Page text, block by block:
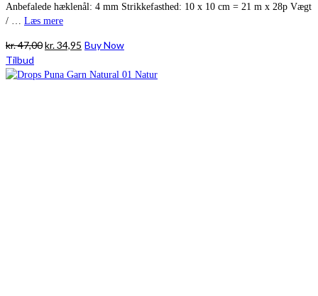
Anbefalede hæklenål: 4 mm Strikkefasthed: 10 x 10 cm = 21 m x 28p Vægt
/ … Læs mere
kr.47,00Den
pris
kr.34,95 Den
pris
Buy Now
Tilbud